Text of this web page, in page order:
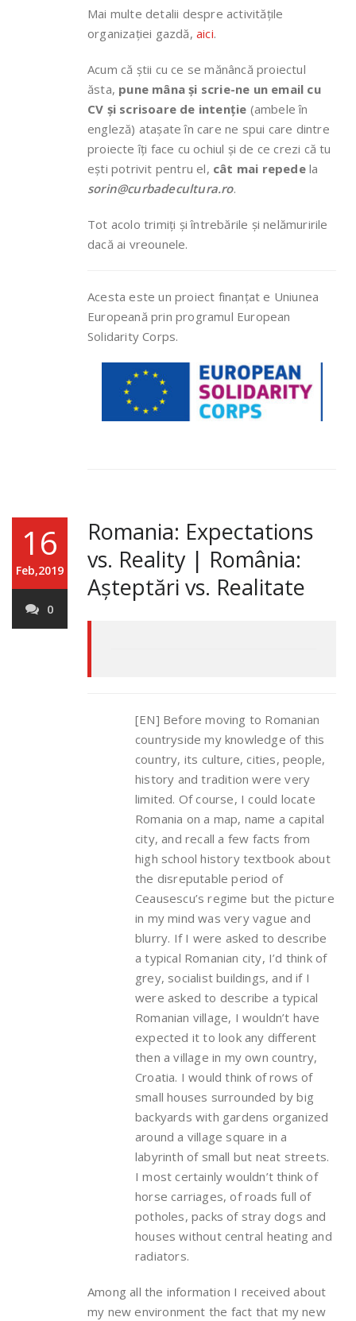
Mai multe detalii despre activitățile
organizației gazdă, aici.
Acum că știi cu ce se mănâncă proiectul
ăsta, pune mâna și scrie-ne un email cu
CV și scrisoare de intenție (ambele în
engleză) atașate în care ne spui care dintre
proiecte îți face cu ochiul și de ce crezi că tu
ești potrivit pentru el, cât mai repedela
sorin@curbadecultura.ro.
Tot acolo trimiți și întrebările și nelămuririle
dacă ai vreounele.
Acesta este un proiect finanțat e Uniunea
Europeană prin programul European
Solidarity Corps.
16
Feb,2019
0
Romania: Expectations
vs. Reality | România:
Așteptări vs. Realitate
[EN] Before moving to Romanian
countryside my knowledge of this
country, its culture, cities, people,
history and tradition were very
limited. Of course, I could locate
Romania on a map, name a capital
city, and recall a few facts from
high school history textbook about
the disreputable period of
Ceausescu’s regime but the picture
in my mind was very vague and
blurry. If I were asked to describe
a typical Romanian city, I’d think of
grey, socialist buildings, and if I
were asked to describe a typical
Romanian village, I wouldn’t have
expected it to look any different
then a village in my own country,
Croatia. I would think of rows of
small houses surrounded by big
backyards with gardens organized
around a village square in a
labyrinth of small but neat streets.
I most certainly wouldn’t think of
horse carriages, of roads full of
potholes, packs of stray dogs and
houses without central heating and
radiators.
Among all the information I received about
my new environment the fact that my new